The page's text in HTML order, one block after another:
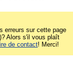
erreurs sur cette page
Alors s'il vous plaît
de contact! Merci!